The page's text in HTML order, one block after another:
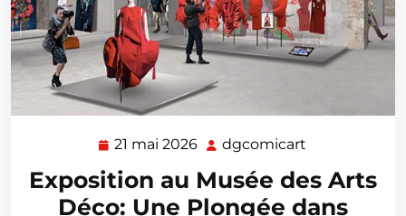
21 mai 2026 21
2026
dgcomicart
Exposition au Musée des Arts
Déco: Une Plongée dans